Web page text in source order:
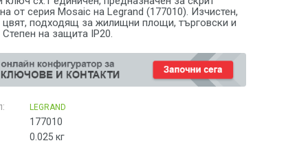
от серия Mosaic на Legrand (177010). Изчистен,
цвят, подходящ за жилищни площи, търговски и
на защита IP20.
LEGRAND
177010
0.025 кг